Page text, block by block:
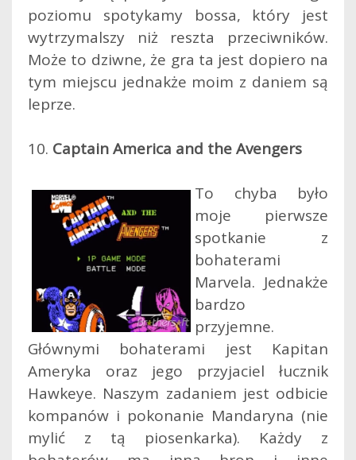
poziomu spotykamy bossa, który jest
wytrzymalszy niż reszta przeciwników.
Może to dziwne, że gra ta jest dopiero na
tym miejscu jednakże moim z daniem są
leprze.
10. Captain America and the Avengers
To chyba było
moje pierwsze
spotkanie z
bohaterami
Marvela. Jednakże
bardzo
przyjemne.
Głównymi bohaterami jest Kapitan
Ameryka oraz jego przyjaciel łucznik
Hawkeye. Naszym zadaniem jest odbicie
kompanów i pokonanie Mandaryna (nie
mylić z tą piosenkarka). Każdy z